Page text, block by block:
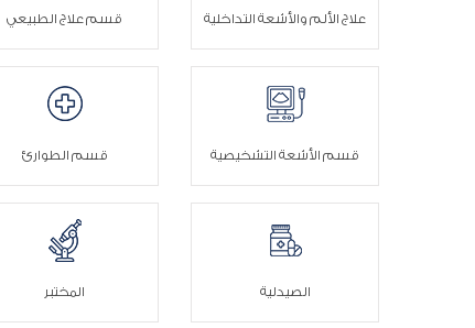
علاج الألم والأشعة التداخلية قسم علاج الطبيعي
قسم الأشعة التشخيصية قسم الطوارئ
الصيدلية المختبر